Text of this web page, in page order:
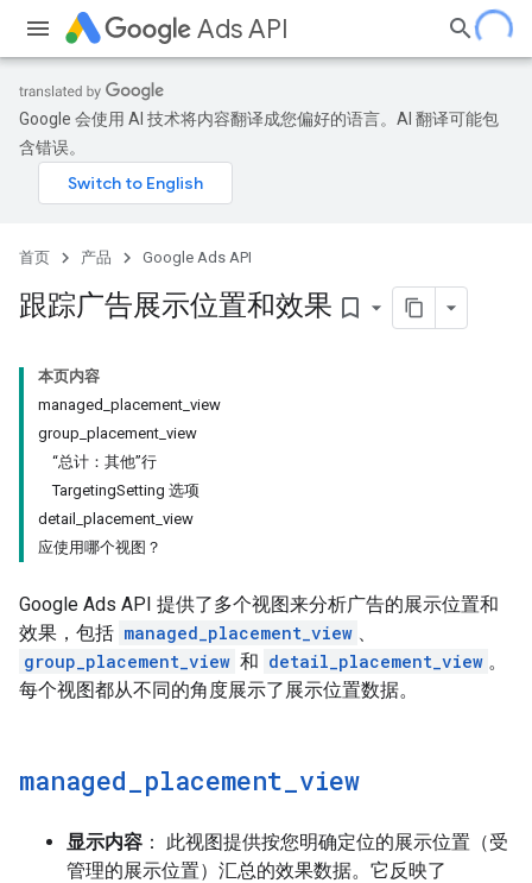
Ads API
Google 会使用 AI 技术将内容翻译成您偏好的语言。AI 翻译可能包
含错误。
首页 产品 Google Ads API
跟踪广告展示位置和效果 bookmark_border
本页内容
managed_placement_view
group_placement_view
“总计：其他”行
TargetingSetting 选项
detail_placement_view
应使用哪个视图？
Google Ads API 提供了多个视图来分析广告的展示位置和
效果，包括 managed_placement_view 、
group_placement_view 和 detail_placement_view 。
每个视图都从不同的角度展示了展示位置数据。
managed placement view
显示内容 ： 此视图提供按您明确定位的展示位置（受
管理的展示位置）汇总的效果数据。它反映了